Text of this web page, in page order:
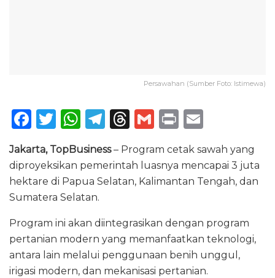
Persawahan (Sumber Foto: Istimewa)
F
c
e
b
o
o
k
T
w
it
te
r
W
h
a
ts
A
p
p
T
e
g
m
T
re
a
s
G
ai
l
P
ri
n
t
m
ai
l
Jakarta, TopBusiness– Program cetak sawah yang
diproyeksikan pemerintah luasnya mencapai 3 juta
hektare di Papua Selatan, Kalimantan Tengah, dan
Sumatera Selatan.
Program ini akan diintegrasikan dengan program
pertanian modern yang memanfaatkan teknologi,
antara lain melalui penggunaan benih unggul,
irigasi modern, dan mekanisasi pertanian.